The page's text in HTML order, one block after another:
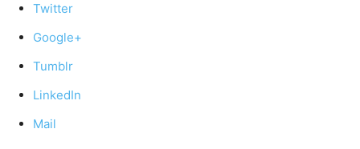
Twitter
Google+
Tumblr
LinkedIn
Mail